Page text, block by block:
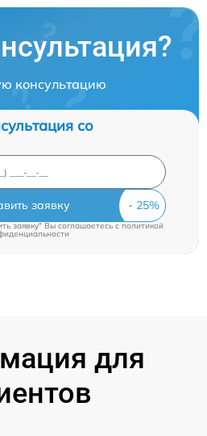
консультацию
со
заявку
заявку" Вы соглашаетесь c политикой
для